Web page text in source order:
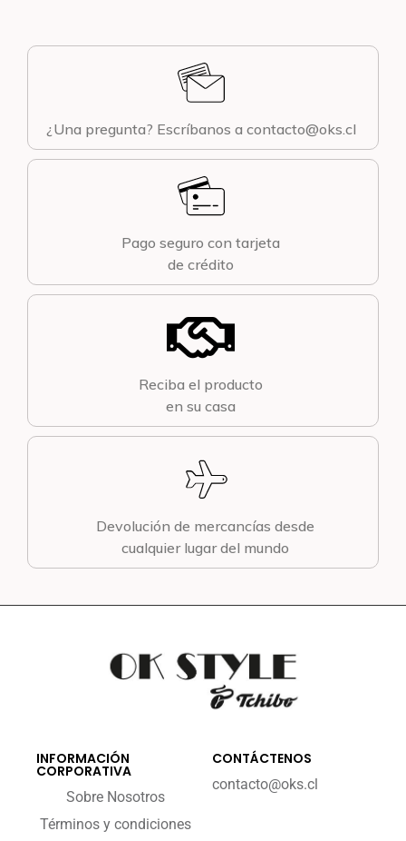
¿Una pregunta? Escríbanos a contacto@oks.cl
Pago seguro con tarjeta
de crédito
Reciba el producto
en su casa
Devolución de mercancías desde
cualquier lugar del mundo
INFORMACIÓN
CORPORATIVA
Sobre Nosotros
Términos y condiciones
CONTÁCTENOS
contacto@oks.cl